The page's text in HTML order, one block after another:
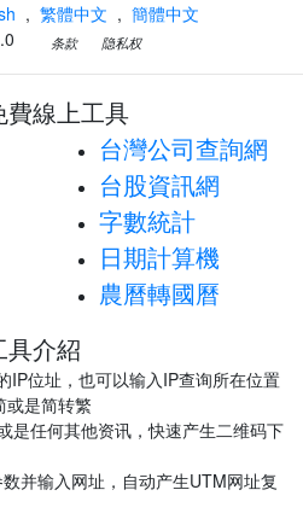
, 繁體中文 , 簡體中文
条款 隐私权
費線上工具
台灣公司查詢網
台股資訊網
字數統計
日期計算機
農曆轉國曆
具介紹
IP位址，也可以输入IP查询所在位置
或是简转繁
是任何其他资讯，快速产生二维码下
并输入网址，自动产生UTM网址复